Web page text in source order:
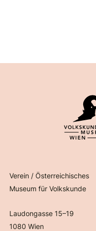
Verein / Österreichisches
Museum für Volkskunde
Laudongasse 15–19
1080 Wien